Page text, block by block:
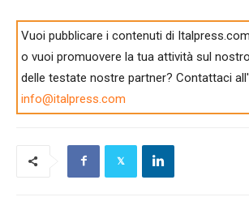
Vuoi pubblicare i contenuti di
o vuoi promuovere la tua attività sul
delle testate nostre partner? Contattaci
info@italpress.com